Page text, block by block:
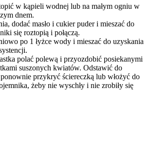
w kąpieli wodnej lub na małym ogniu w
dnem.
dodać masło i cukier puder i mieszać do
się roztopią i połączą.
po 1 łyżce wody i mieszać do uzyskania
polać polewą i przyozdobić posiekanymi
suszonych kwiatów. Odstawić do
przykryć ściereczką lub włożyć do
żeby nie wyschły i nie zrobiły się